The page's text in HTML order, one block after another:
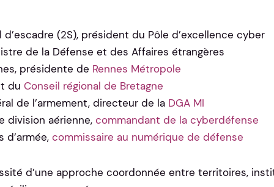
(2S), président du Pôle d’excellence cyber
de la Défense et des Affaires étrangères
présidente de Rennes Métropole
duConseil régional de Bretagne
de l’armement, directeur de la DGA MI
division aérienne,commandant de la cyberdéfense
d’armée,commissaire au numérique de défense
d’une approche coordonnée entre territoires,